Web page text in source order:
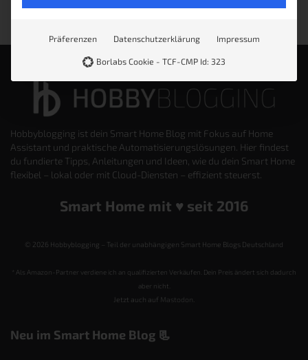
Hobbyblogging ist dein Smart Home Blog mit Fokus auf Home
Assistant und praktische Automatisierungslösungen. Hier findest
du fundierte Tipps, Anleitungen und Ideen, wie du dein Smart Home
flexibel – lokal oder mit Cloud-Diensten – effizient steuerst.
Smart Home mit ♥️ seit 2016
© 2026 Hobbyblogging – Teil der unabhängigen Smart Home Blogs Deutschland
* Als Amazon-Partner verdiene ich an qualifizierten Verkäufen. Dein Preis ändert sich dadurch
aber nicht.
Jetzt auch auf Mastodon
Neu im Smart Home Blog 📃
Präferenzen Datenschutzerklärung Impressum
Borlabs Cookie - TCF-CMP Id: 323